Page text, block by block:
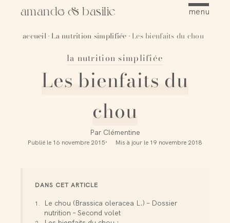
amande & basilic menu
accueil · La nutrition simplifiée · Les bienfaits du chou
la nutrition simplifiée
Les bienfaits du
chou
Par Clémentine
Publié le 16 novembre 2015 Mis à jour le 19 novembre 2018
DANS CET ARTICLE
Le chou (Brassica oleracea L.) – Dossier
nutrition – Second volet